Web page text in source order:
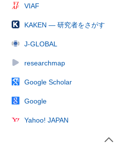
VIAF
KAKEN — 研究者をさがす
J-GLOBAL
researchmap
Google Scholar
Google
Yahoo! JAPAN